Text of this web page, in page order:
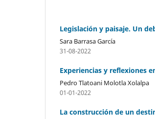
Legislación y paisaje. Un
Sara Barrasa García
31-08-2022
Experiencias y reflexiones
Pedro Tlatoani Molotla Xolalpa
01-01-2022
La construcción de un